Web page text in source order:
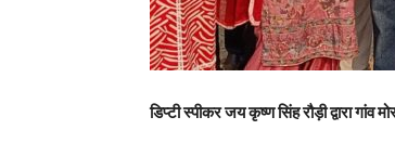
डिप्टी स्पीकर जय कृष्ण सिंह रौड़ी द्वारा गांव